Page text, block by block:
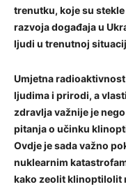
trenutku, koje su
razvoja događaja u
ljudi u trenutnoj
Umjetna
ljudima i prirodi, a
zdravlja važnije je
pitanja o učinku
Ovdje je sada važno
nuklearnim
kako zeolit klinoptilolit